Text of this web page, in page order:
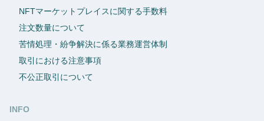
NFTマーケットプレイスに関する手数料
注文数量について
苦情処理・紛争解決に係る業務運営体制
取引における注意事項
不公正取引について
INFO